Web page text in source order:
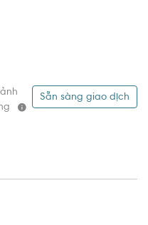
Sẵn sàng giao dịch